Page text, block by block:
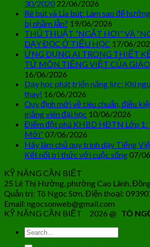
30/2020 22/06/2026
Rê bút và Lia bút: Làm sao để
bị nhầm lẫn? 19/06/2026
THỦ THUẬT “NGẮT HƠI” VÀ
DẠY ĐỌC Ở TIỂU HỌC 17/06/
ỨNG DỤNG AI TRONG THIẾT
TỬ MÔN TIẾNG VIỆT CỦA
16/06/2026
Dạy học phát triển năng lực: Khi
thay! 16/06/2026
Quy định mới về tiêu chuẩn, điều
giảng viên đại học 10/06/2026
Điểm đột phá KHBD HĐTN Lớp 1:
Mới”07/06/2026
Hãy làm chủ quy trình dạy Tiếng
Kết nối tri thức với cuộc sống07/
KỸ NĂNG CẦN BIẾT
25 Lê Thị Hường, phường Cao Lãnh,
Quản trị: Tô Ngọc Sơn. Điện thoại:
Email: ngocsonweb@gmail.com
KỸ NĂNG CẦN BIẾT 2026 @ TÔ